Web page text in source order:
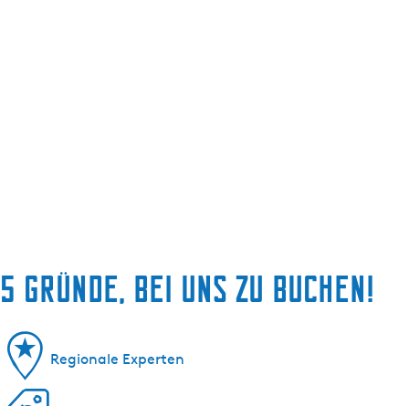
5 Gründe, bei uns zu buchen!
Regionale Experten